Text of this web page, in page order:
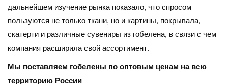
дальнейшем изучение рынка показало, что спросом
пользуются не только ткани, но и картины, покрывала,
скатерти и различные сувениры из гобелена, в связи с чем
компания расширила свой ассортимент.
Мы поставляем гобелены по оптовым ценам на всю
территорию России